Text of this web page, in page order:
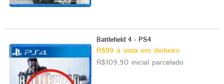
Battlefield 4 - PS4
R$99 à vista em dinheiro
R$109,90 inicial parcelado